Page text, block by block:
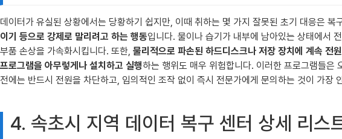
데이터가 유실된 상황에서는 당황하기 쉽지만, 이때 취하는 몇 가지 잘못된 초기 대응은
이기 등으로 강제로 말리려고 하는 행동입니다. 물이나 습기가 내부에 남아있는 상태에서
부품 손상을 가속화시킵니다. 또한, 물리적으로 파손된 하드디스크나 저장 장치에 계속 전
프로그램을 아무렇게나 설치하고 실행하는 행위도 매우 위험합니다. 이러한 프로그램들은
전에는 반드시 전원을 차단하고, 임의적인 조작 없이 즉시 전문가에게 문의하는 것이 가장
4. 속초시 지역 데이터 복구 센터 상세 리스